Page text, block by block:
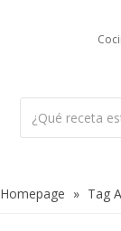
Homepage » Tag